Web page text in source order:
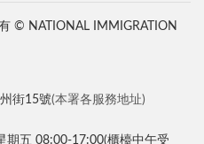
© NATIONAL IMMIGRATION
街15號(本署各服務地址)
期五 08:00-17:00(櫃檯中午受